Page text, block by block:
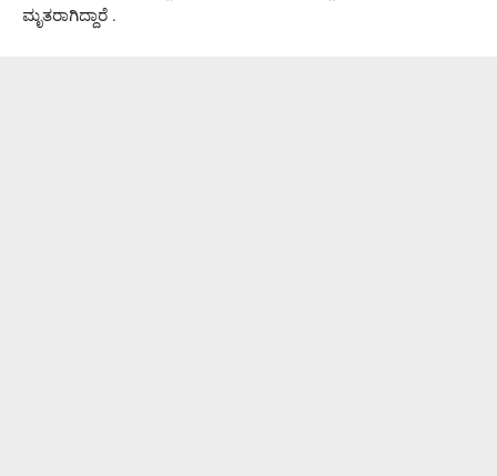
ಮೃತರಾಗಿದ್ದಾರೆ .